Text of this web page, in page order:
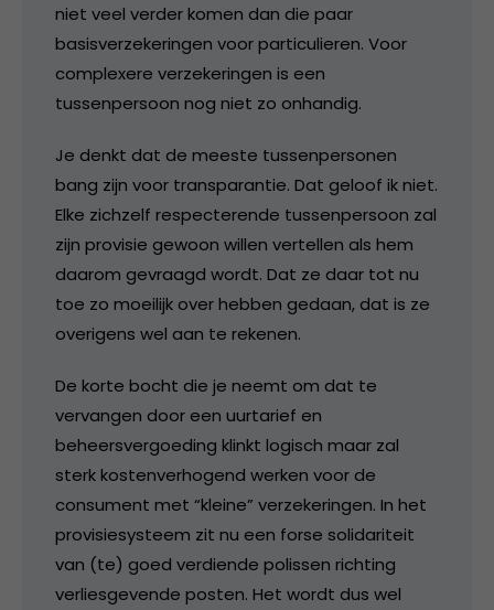
niet veel verder komen dan die paar
basisverzekeringen voor particulieren. Voor
complexere verzekeringen is een
tussenpersoon nog niet zo onhandig.
Je denkt dat de meeste tussenpersonen
bang zijn voor transparantie. Dat geloof ik niet.
Elke zichzelf respecterende tussenpersoon zal
zijn provisie gewoon willen vertellen als hem
daarom gevraagd wordt. Dat ze daar tot nu
toe zo moeilijk over hebben gedaan, dat is ze
overigens wel aan te rekenen.
De korte bocht die je neemt om dat te
vervangen door een uurtarief en
beheersvergoeding klinkt logisch maar zal
sterk kostenverhogend werken voor de
consument met “kleine” verzekeringen. In het
provisiesysteem zit nu een forse solidariteit
van (te) goed verdiende polissen richting
verliesgevende posten. Het wordt dus wel